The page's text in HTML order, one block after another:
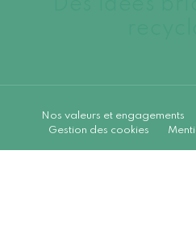
Nos valeurs et engagements
Gestion des cookies